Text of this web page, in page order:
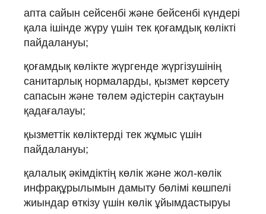
апта сайын сейсенбі және бейсенбі күндері
қала ішінде жүру үшін тек қоғамдық көлікті
пайдалануы;
қоғамдық көлікте жүргенде жүргізушінің
санитарлық нормаларды, қызмет көрсету
сапасын және төлем әдістерін сақтауын
қадағалауы;
қызметтік көліктерді тек жұмыс үшін
пайдалануы;
қалалық әкімдіктің көлік және жол-көлік
инфрақұрылымын дамыту бөлімі көшпелі
жиындар өткізу үшін көлік ұйымдастыруы